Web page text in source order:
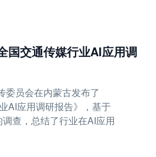
国交通传媒行业AI应用调
委员会在内蒙古发布了
AI应用调研报告》，基于
查，总结了行业在AI应用